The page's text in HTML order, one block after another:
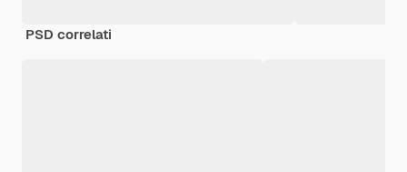
PSD correlati